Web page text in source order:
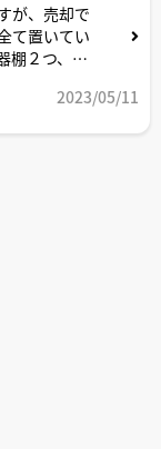
が、売却で
て置いてい
棚２つ、大
めた大量の2023/05/11